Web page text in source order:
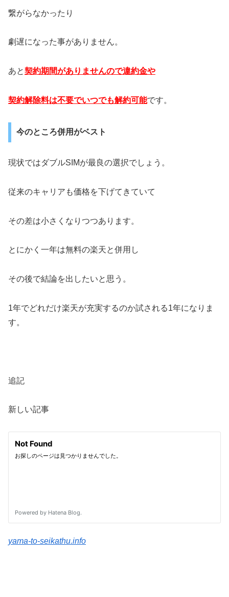
繋がらなかったり
劇遅になった事がありません。
あと契約期間がありませんので違約金や
契約解除料は不要でいつでも解約可能です。
今のところ併用がベスト
現状ではダブルSIMが最良の選択でしょう。
従来のキャリアも価格を下げてきていて
その差は小さくなりつつあります。
とにかく一年は無料の楽天と併用し
その後で結論を出したいと思う。
1年でどれだけ楽天が充実するのか試される1年になりま
す。
追記
新しい記事
yama-to-seikathu.info